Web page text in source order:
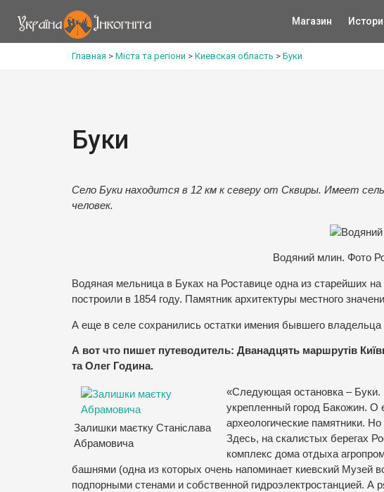
Магазин
Главная > Міста та регіони > Киевская область > Буки
Буки
Село Буки находится в 12 км к северу от Сквиры. Имеет
человек.
Водяний млин. Фото
Водяная мельница в Буках на Роставице одна из старейших
построили в 1854 году. Памятник архитектуры местного
А еще в селе сохранились остатки имения бывшего
А вот что пишет путеводитель: Дванадцять маршрутів
та Олег Година.
Залишки маєтку Станіслава
Абрамовича
«Следующая остановка – Буки.
укрепленный город Бакожин. О
археологические памятники.
Здесь, на скалистых берегах
комплекс дома отдыха
башнями (одна из которых очень напоминает киевский Музей
подпорными стенами и собственной гидроэлектростанцией.